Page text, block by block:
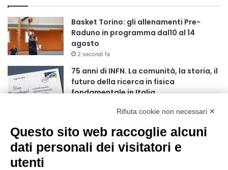
c
p
e
Basket Torino: gli allenamenti Pre-
Raduno in programma dal10 al 14
agosto
2 secondi fa
75 anni di INFN. La comunità, la storia, il
futuro della ricerca in fisica
fondamentale in Italia
nel pieno della stagione turistica
4 ore fa
Rifiuta cookie non necessari ✕
Questo sito web raccoglie alcuni
dati personali dei visitatori e
utenti